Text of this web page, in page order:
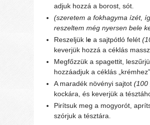
adjuk hozzá a borost, sót.
(szeretem a fokhagyma ízét,
reszeltem még nyersen bele
Reszeljük le a sajtpótló felét
keverjük hozzá a céklás
Megfőzzük a spagettit,
hozzáadjuk a céklás „krémhez”.
A maradék növényi sajtot(100
kockára, és keverjük a
Pirítsuk meg a mogyorót,
szórjuk a tésztára.